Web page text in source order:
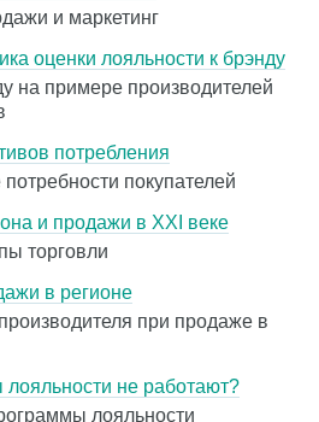
и маркетинг
оценки лояльности к брэнду
на примере производителей
потребления
покупателей
и продажи в XXI веке
торговли
в регионе
при продаже в
не работают?
лояльности